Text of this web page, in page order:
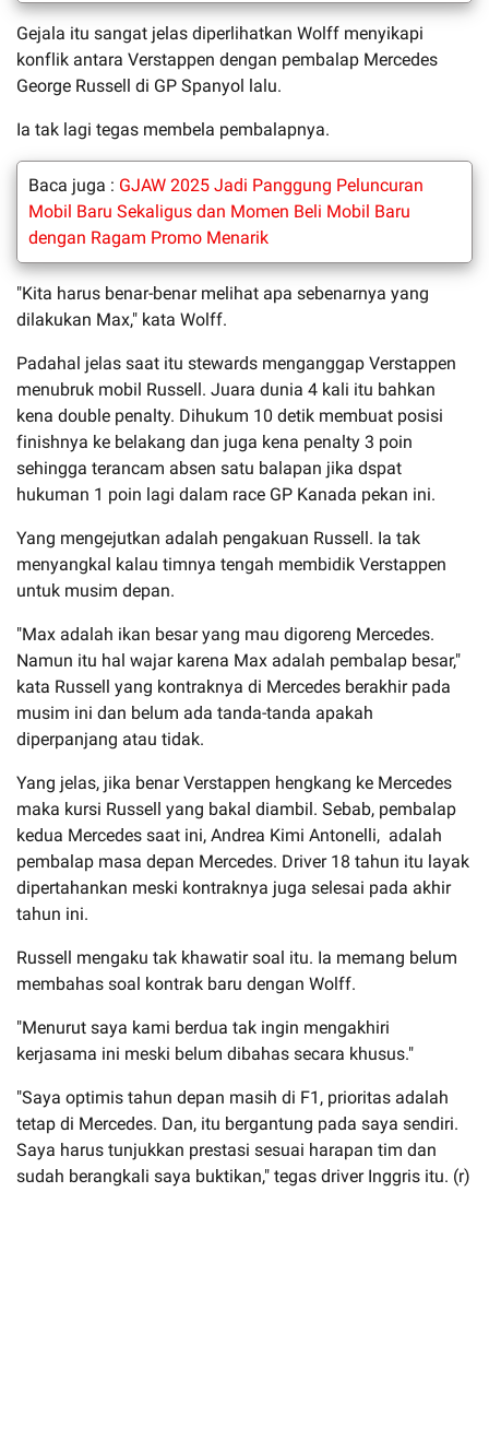
Gejala itu sangat jelas diperlihatkan Wolff menyikapi
konflik antara Verstappen dengan pembalap Mercedes
George Russell di GP Spanyol lalu.
Ia tak lagi tegas membela pembalapnya.
Baca juga : GJAW 2025 Jadi Panggung Peluncuran
Mobil Baru Sekaligus dan Momen Beli Mobil Baru
dengan Ragam Promo Menarik
"Kita harus benar-benar melihat apa sebenarnya yang
dilakukan Max," kata Wolff.
Padahal jelas saat itu stewards menganggap Verstappen
menubruk mobil Russell. Juara dunia 4 kali itu bahkan
kena double penalty. Dihukum 10 detik membuat posisi
finishnya ke belakang dan juga kena penalty 3 poin
sehingga terancam absen satu balapan jika dspat
hukuman 1 poin lagi dalam race GP Kanada pekan ini.
Yang mengejutkan adalah pengakuan Russell. Ia tak
menyangkal kalau timnya tengah membidik Verstappen
untuk musim depan.
"Max adalah ikan besar yang mau digoreng Mercedes.
Namun itu hal wajar karena Max adalah pembalap besar,"
kata Russell yang kontraknya di Mercedes berakhir pada
musim ini dan belum ada tanda-tanda apakah
diperpanjang atau tidak.
Yang jelas, jika benar Verstappen hengkang ke Mercedes
maka kursi Russell yang bakal diambil. Sebab, pembalap
kedua Mercedes saat ini, Andrea Kimi Antonelli, adalah
pembalap masa depan Mercedes. Driver 18 tahun itu layak
dipertahankan meski kontraknya juga selesai pada akhir
tahun ini.
Russell mengaku tak khawatir soal itu. Ia memang belum
membahas soal kontrak baru dengan Wolff.
"Menurut saya kami berdua tak ingin mengakhiri
kerjasama ini meski belum dibahas secara khusus."
"Saya optimis tahun depan masih di F1, prioritas adalah
tetap di Mercedes. Dan, itu bergantung pada saya sendiri.
Saya harus tunjukkan prestasi sesuai harapan tim dan
sudah berangkali saya buktikan," tegas driver Inggris itu. (r)